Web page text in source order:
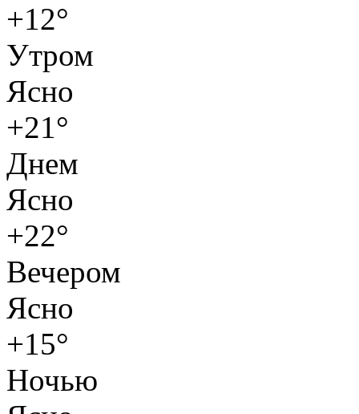
+12°
Утром
Ясно
+21°
Днем
Ясно
+22°
Вечером
Ясно
+15°
Ночью